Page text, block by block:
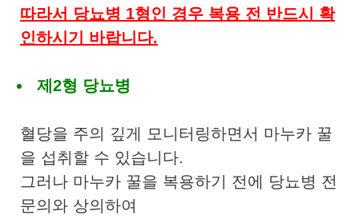
따라서 당뇨병 1형인 경우 복용 전 반드시 확
인하시기 바랍니다.
제2형 당뇨병
혈당을 주의 깊게 모니터링하면서 마누카 꿀
을 섭취할 수 있습니다.
그러나 마누카 꿀을 복용하기 전에 당뇨병 전
문의와 상의하여